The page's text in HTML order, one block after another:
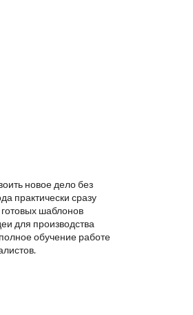
новое дело без
практически сразу
шаблонов
для производства
обучение работе